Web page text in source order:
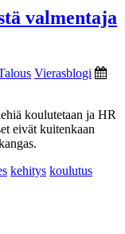
valmentaja
Vierasblogi
koulutetaan ja HR
eivät kuitenkaan
kehitys koulutus